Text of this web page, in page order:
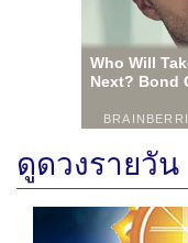
ดูดวงรายวัน